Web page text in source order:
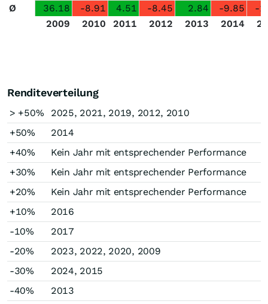
Ø
36.18 -8.91 4.51 -8.45 2.84 -9.85
-
2009
2010 2011 2012 2013 2014
Renditeverteilung
> +50%
2025, 2021, 2019, 2012, 2010
+50%
2014
+40%
Kein Jahr mit entsprechender Performance
+30%
Kein Jahr mit entsprechender Performance
+20%
Kein Jahr mit entsprechender Performance
+10%
2016
-10%
2017
-20%
2023, 2022, 2020, 2009
-30%
2024, 2015
-40%
2013